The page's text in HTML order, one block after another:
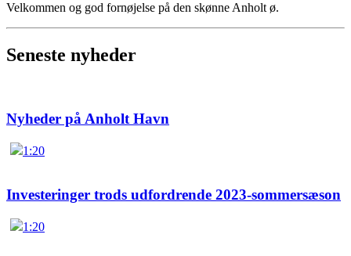
Velkommen og god fornøjelse på den skønne Anholt ø.
Seneste nyheder
Nyheder på Anholt Havn
1:20
Investeringer trods udfordrende 2023-sommersæson
1:20